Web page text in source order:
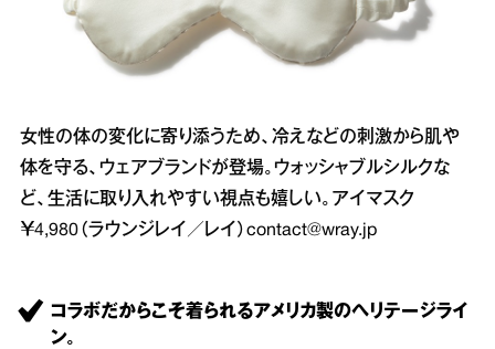
女性の体の変化に寄り添うため、冷えなどの刺激から肌や
体を守る、ウェアブランドが登場。ウォッシャブルシルクな
ど、生活に取り入れやすい視点も嬉しい。アイマスク
￥4,980（ラウンジレイ／レイ） contact@wray.jp
コラボだからこそ着られるアメリカ製のヘリテージライ
ン。